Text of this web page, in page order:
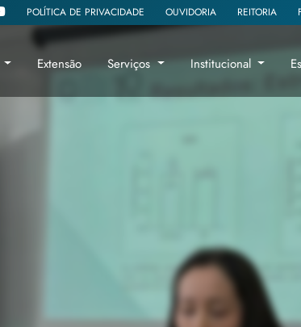
Extensão Serviços Institucional
POLÍTICA DE PRIVACIDADE OUVIDORIA REITORIA